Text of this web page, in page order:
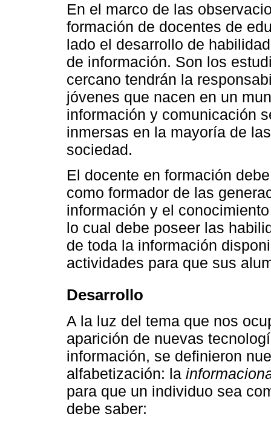
En el marco de las
formación de docentes de
lado el desarrollo de
de información. Son los
cercano tendrán la
jóvenes que nacen en un
información y comunicación
inmersas en la mayoría de
sociedad.
El docente en formación
como formador de las
información y el
lo cual debe poseer las
de toda la información
actividades para que sus
Desarrollo
A la luz del tema que nos
aparición de nuevas
información, se definieron
alfabetización: la
para que un individuo sea
debe saber: